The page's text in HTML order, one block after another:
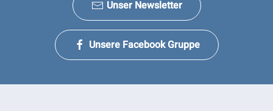
Unser Newsletter
Unsere Facebook Gruppe